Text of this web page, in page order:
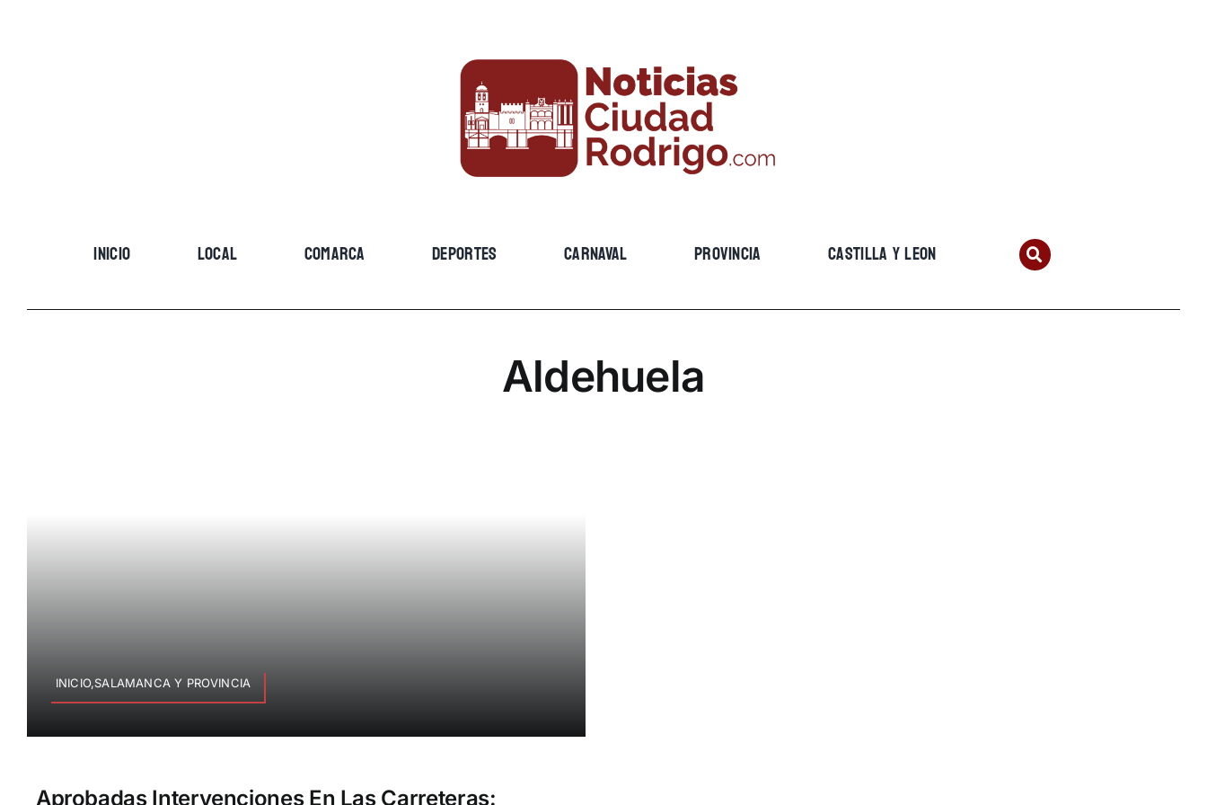
INICIO LOCAL COMARCA DEPORTES CARNAVAL PROVINCIA CASTILLA Y LEON
Aldehuela
INICIO,SALAMANCA Y PROVINCIA
Aprobadas Intervenciones En Las Carreteras: